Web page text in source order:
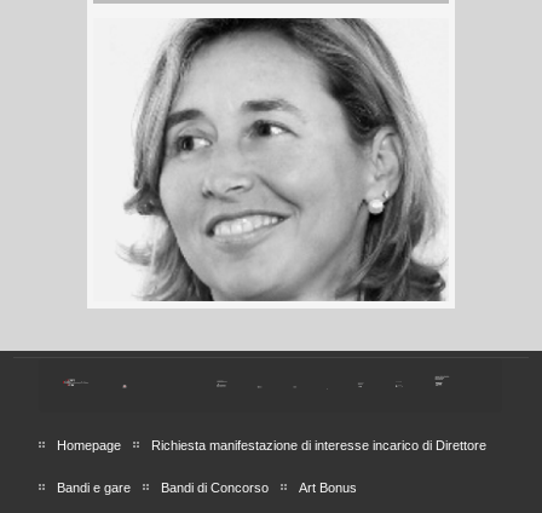
Homepage Richiesta manifestazione di interesse incarico di Direttore
Bandi e gare Bandi di Concorso Art Bonus